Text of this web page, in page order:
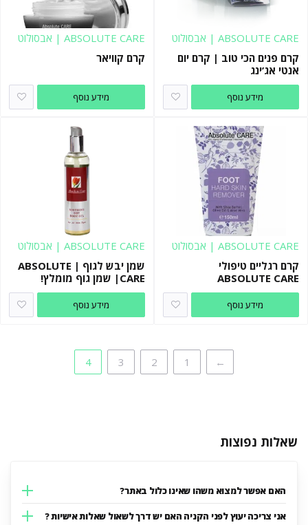
ABSOLUTE CARE | אבסולוט
קר
קרם פנים הכי טוב | קרם יום
אנטי אג’ינג
מידע נוסף
ABSOLUTE CARE | אבסולוט
קר
קרם קוויאר
מידע נוסף
ABSOLUTE CARE | אבסולוט
קר
קרם רגליים טיפולי
ABSOLUTE CARE
מידע נוסף
ABSOLUTE CARE | אבסולוט
קר
שמן יבש לגוף | ABSOLUTE
CARE| שמן גוף מומלץ!
מידע נוסף
←
1
2
3
4
שאלות נפוצות
האם אפשר למצוא משהו שאינו כלול באתר?
אני צריכה יעוץ לפני הקניה האם יש דרך לשאול שאלות אישיות ?